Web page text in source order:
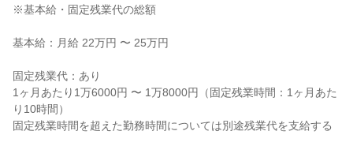
※基本給・固定残業代の総額
基本給：月給 22万円 〜 25万円
固定残業代：あり
1ヶ月あたり1万6000円 〜 1万8000円（固定残業時間：1ヶ月あた
り10時間）
固定残業時間を超えた勤務時間については別途残業代を支給する